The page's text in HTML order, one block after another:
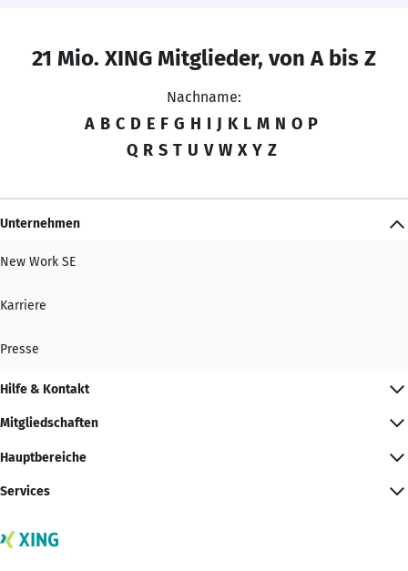
21 Mio. XING Mitglieder, von A bis Z
Nachname:
A B C D E F G H I J K L M N O P
Q R S T U V W X Y Z
Unternehmen
New Work SE
Karriere
Presse
Hilfe & Kontakt
Mitgliedschaften
Hauptbereiche
Services